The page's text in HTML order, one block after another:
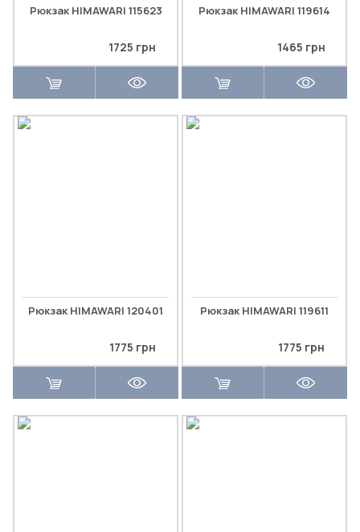
Рюкзак HIMAWARI 115623
1725 грн
Рюкзак HIMAWARI 119614
1465 грн
Рюкзак HIMAWARI 120401
1775 грн
Рюкзак HIMAWARI 119611
1775 грн